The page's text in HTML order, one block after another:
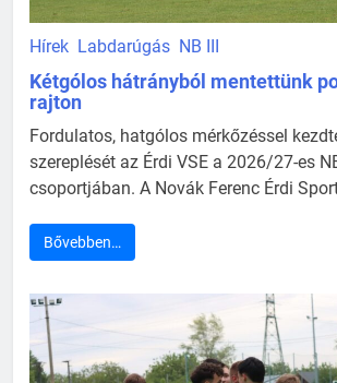
Hírek Labdarúgás NB III
Kétgólos hátrányból mentettünk
rajton
Fordulatos, hatgólos mérkőzéssel
szereplését az Érdi VSE a 2026/27-es
csoportjában. A Novák Ferenc Érdi
Bővebben…